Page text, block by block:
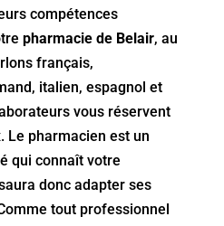
compétences
pharmacie de Belair, au
français,
italien, espagnol et
vous réservent
Le pharmacien est un
qui connaît votre
donc adapter ses
tout professionnel